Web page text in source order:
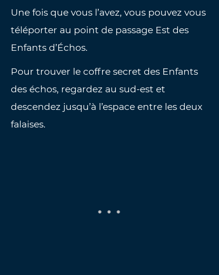
Une fois que vous l’avez, vous pouvez vous
téléporter au point de passage Est des
Enfants d’Échos.
Pour trouver le coffre secret des Enfants
des échos, regardez au sud-est et
descendez jusqu’à l’espace entre les deux
falaises.